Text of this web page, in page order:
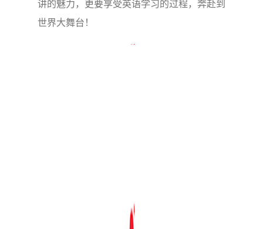
讲的魅力，更要享受英语学习的过程，奔赴到
世界大舞台！